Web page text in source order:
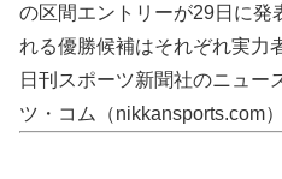
の区間エントリーが29日に発
れる優勝候補はそれぞれ実
日刊スポーツ新聞社のニュー
ツ・コム（nikkansports.com）